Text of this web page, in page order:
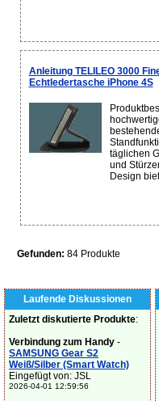
Anleitung TELILEO 3000
Echtledertasche iPhone 4S
täglichen
und
Design
Gefunden: 84 Produkte
Laufende Diskussionen
Zuletzt diskutierte Produkte:
Verbindung zum Handy -
SAMSUNG Gear S2
Weiß/Silber (Smart Watch)
Eingefügt von: JSL
2026-04-01 12:59:56